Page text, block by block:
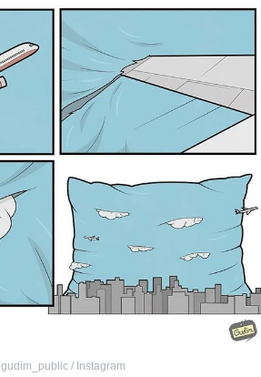
gudim_public / Instagram